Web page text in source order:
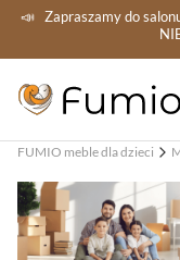
📣 Zapraszamy do
FUMIO meble dla dzieci